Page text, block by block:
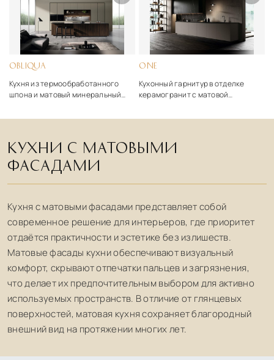
OBLIQUA
Кухня из термообработанного
шпона и матовый минеральный
ONE
Кухонный гарнитур в отделке
керамогранит с матовой
КУХНИ С МАТОВЫМИ
ФАСАДАМИ
Кухня с матовыми фасадами представляет собой
современное решение для интерьеров, где приоритет
отдаётся практичности и эстетике без излишеств.
Матовые фасады кухни обеспечивают визуальный
комфорт, скрывают отпечатки пальцев и загрязнения,
что делает их предпочтительным выбором для активно
используемых пространств. В отличие от глянцевых
поверхностей, матовая кухня сохраняет благородный
внешний вид на протяжении многих лет.